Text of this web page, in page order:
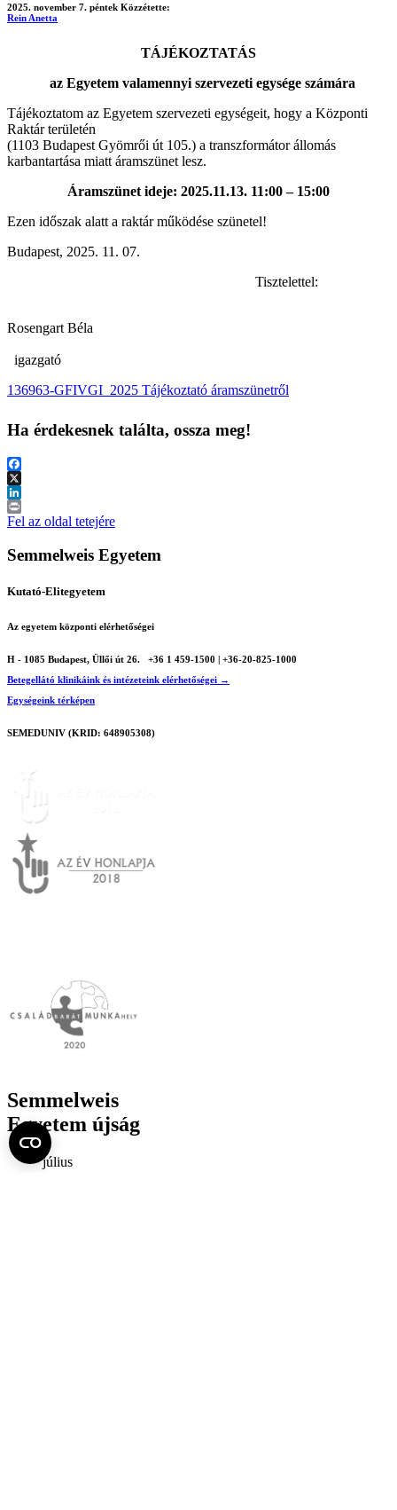
2025. november 7. péntek Közzétette:
Rein Anetta
TÁJÉKOZTATÁS
az Egyetem valamennyi szervezeti egysége számára
Tájékoztatom az Egyetem szervezeti egységeit, hogy a Központi
Raktár területén
(1103 Budapest Gyömrői út 105.) a transzformátor állomás
karbantartása miatt áramszünet lesz.
Áramszünet ideje: 2025.11.13. 11:00 – 15:00
Ezen időszak alatt a raktár működése szünetel!
Budapest, 2025. 11. 07.
Tisztelettel:
Rosengart Béla
igazgató
136963-GFIVGI_2025 Tájékoztató áramszünetről
Ha érdekesnek találta, ossza meg!
Facebook
X
LinkedIn
Print
Fel az oldal tetejére
Semmelweis Egyetem
Kutató-Elitegyetem
Az egyetem központi elérhetőségei
H - 1085 Budapest, Üllői út 26.
+36 1 459-1500 | +36-20-825-1000
Betegellátó klinikáink és intézeteink elérhetőségei →
Egységeink térképen
SEMEDUNIV (KRID: 648905308)
Semmelweis
Egyetem újság
július